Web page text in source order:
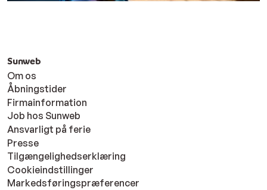
Sunweb
Om os
Åbningstider
Firmainformation
Job hos Sunweb
Ansvarligt på ferie
Presse
Tilgængelighedserklæring
Cookieindstillinger
Markedsføringspræferencer